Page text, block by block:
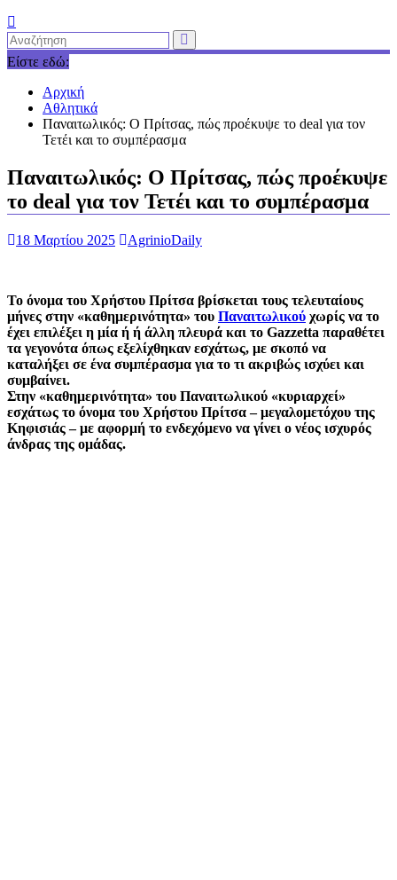
Είστε εδώ:
Αρχική
Αθλητικά
Παναιτωλικός: Ο Πρίτσας, πώς προέκυψε το deal για τον
Τετέι και το συμπέρασμα
Παναιτωλικός: Ο Πρίτσας, πώς προέκυψε
το deal για τον Τετέι και το συμπέρασμα
18 Μαρτίου 2025 AgrinioDaily
Το όνομα του Χρήστου Πρίτσα βρίσκεται τους τελευταίους
μήνες στην «καθημερινότητα» του Παναιτωλικού χωρίς να το
έχει επιλέξει η μία ή ή άλλη πλευρά και το Gazzetta παραθέτει
τα γεγονότα όπως εξελίχθηκαν εσχάτως, με σκοπό να
καταλήξει σε ένα συμπέρασμα για το τι ακριβώς ισχύει και
συμβαίνει.
Στην «καθημερινότητα» του Παναιτωλικού «κυριαρχεί»
εσχάτως το όνομα του Χρήστου Πρίτσα – μεγαλομετόχου της
Κηφισιάς – με αφορμή το ενδεχόμενο να γίνει ο νέος ισχυρός
άνδρας της ομάδας.